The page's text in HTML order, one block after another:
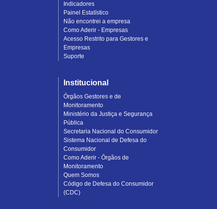
Indicadores
Painel Estatístico
Não encontrei a empresa
Como Aderir - Empresas
Acesso Restrito para Gestores e
Empresas
Suporte
Institucional
Órgãos Gestores e de
Monitoramento
Ministério da Justiça e Segurança
Pública
Secretaria Nacional do Consumidor
Sistema Nacional de Defesa do
Consumidor
Como Aderir - Órgãos de
Monitoramento
Quem Somos
Código de Defesa do Consumidor
(CDC)